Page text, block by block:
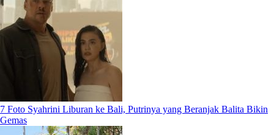
7 Foto Syahrini Liburan ke Bali, Putrinya yang Beranjak Balita Bikin
Gemas